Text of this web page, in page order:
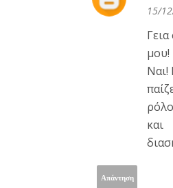
15/
μου!
Ναι!
και
Απάντηση